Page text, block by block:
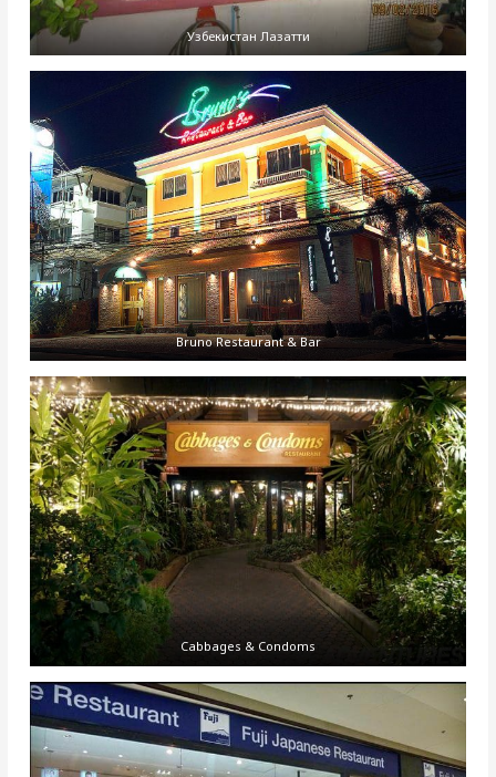
Узбекистан Лазатти
Bruno Restaurant & Bar
Cabbages & Condoms